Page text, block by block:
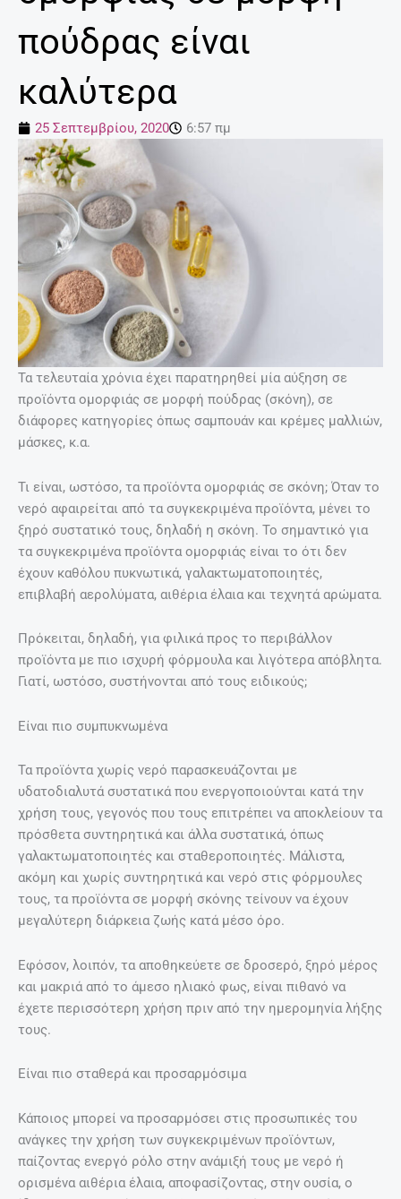
πούδρας είναι
καλύτερα
25 Σεπτεμβρίου, 2020 6:57 πμ
Τα τελευταία χρόνια έχει παρατηρηθεί μία αύξηση σε
προϊόντα ομορφιάς σε μορφή πούδρας (σκόνη), σε
διάφορες κατηγορίες όπως σαμπουάν και κρέμες μαλλιών,
μάσκες, κ.α.
Τι είναι, ωστόσο, τα προϊόντα ομορφιάς σε σκόνη; Όταν το
νερό αφαιρείται από τα συγκεκριμένα προϊόντα, μένει το
ξηρό συστατικό τους, δηλαδή η σκόνη. Το σημαντικό για
τα συγκεκριμένα προϊόντα ομορφιάς είναι το ότι δεν
έχουν καθόλου πυκνωτικά, γαλακτωματοποιητές,
επιβλαβή αερολύματα, αιθέρια έλαια και τεχνητά αρώματα.
Πρόκειται, δηλαδή, για φιλικά προς το περιβάλλον
προϊόντα με πιο ισχυρή φόρμουλα και λιγότερα απόβλητα.
Γιατί, ωστόσο, συστήνονται από τους ειδικούς;
Είναι πιο συμπυκνωμένα
Τα προϊόντα χωρίς νερό παρασκευάζονται με
υδατοδιαλυτά συστατικά που ενεργοποιούνται κατά την
χρήση τους, γεγονός που τους επιτρέπει να αποκλείουν τα
πρόσθετα συντηρητικά και άλλα συστατικά, όπως
γαλακτωματοποιητές και σταθεροποιητές. Μάλιστα,
ακόμη και χωρίς συντηρητικά και νερό στις φόρμουλες
τους, τα προϊόντα σε μορφή σκόνης τείνουν να έχουν
μεγαλύτερη διάρκεια ζωής κατά μέσο όρο.
Εφόσον, λοιπόν, τα αποθηκεύετε σε δροσερό, ξηρό μέρος
και μακριά από το άμεσο ηλιακό φως, είναι πιθανό να
έχετε περισσότερη χρήση πριν από την ημερομηνία λήξης
τους.
Είναι πιο σταθερά και προσαρμόσιμα
Κάποιος μπορεί να προσαρμόσει στις προσωπικές του
ανάγκες την χρήση των συγκεκριμένων προϊόντων,
παίζοντας ενεργό ρόλο στην ανάμιξή τους με νερό ή
ορισμένα αιθέρια έλαια, αποφασίζοντας, στην ουσία, ο